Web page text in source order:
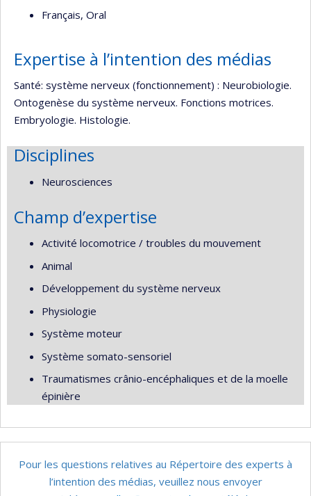
Français, Oral
Expertise à l’intention des médias
Santé: système nerveux (fonctionnement) : Neurobiologie.
Ontogenèse du système nerveux. Fonctions motrices.
Embryologie. Histologie.
Disciplines
Neurosciences
Champ d’expertise
Activité locomotrice / troubles du mouvement
Animal
Développement du système nerveux
Physiologie
Système moteur
Système somato-sensoriel
Traumatismes crânio-encéphaliques et de la moelle
épinière
Pour les questions relatives au Répertoire des experts à
l’intention des médias, veuillez nous envoyer